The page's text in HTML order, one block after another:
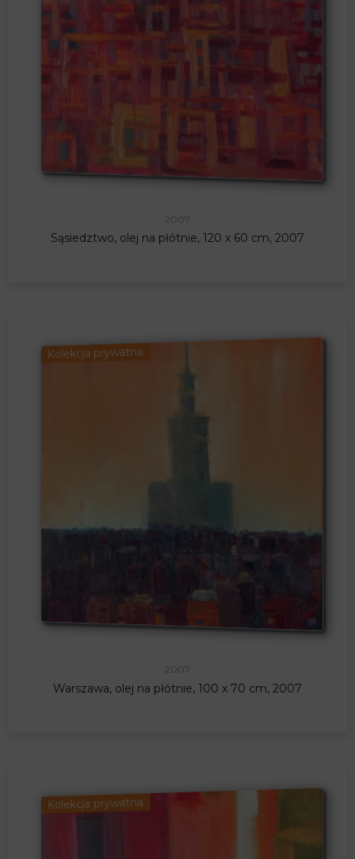
2007
Sąsiedztwo, olej na płótnie, 120 x 60 cm, 2007
Kolekcja prywatna
2007
Warszawa, olej na płótnie, 100 x 70 cm, 2007
Kolekcja prywatna